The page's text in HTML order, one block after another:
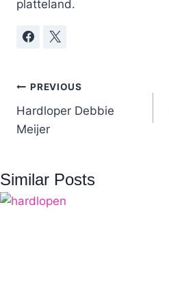
platteland.
Post
navigation
PREVIOUS
Hardloper Debbie
Meijer
Similar Posts